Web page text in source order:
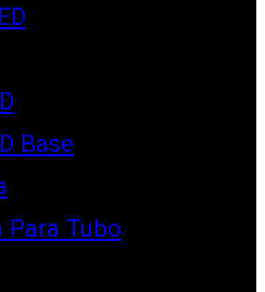
Base
Para Tubo